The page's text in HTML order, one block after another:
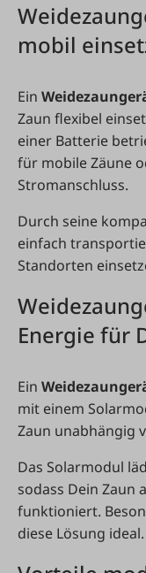
mobil
Ein
Zaun flexibel
einer Batterie
für mobile Zäune
Stromanschluss.
Durch seine
einfach
Standorten
Energie für
Ein
mit einem
Zaun unabhängig
Das Solarmodul
sodass Dein Zaun
funktioniert.
diese Lösung ideal.